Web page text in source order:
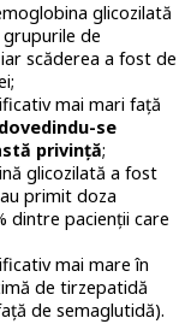
glicozilată
grupurile de
scăderea a fost de
mai mari față
se
privință;
glicozilată a fost
primit doza
dintre pacienții care
mai mare în
de tirzepatidă
de semaglutidă).